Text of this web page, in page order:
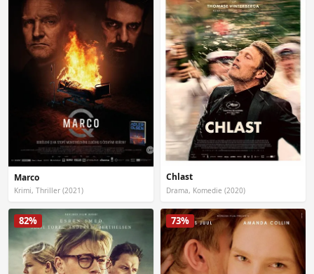
Marco
Krimi, Thriller (2021)
Chlast
Drama, Komedie (2020)
82% 73%